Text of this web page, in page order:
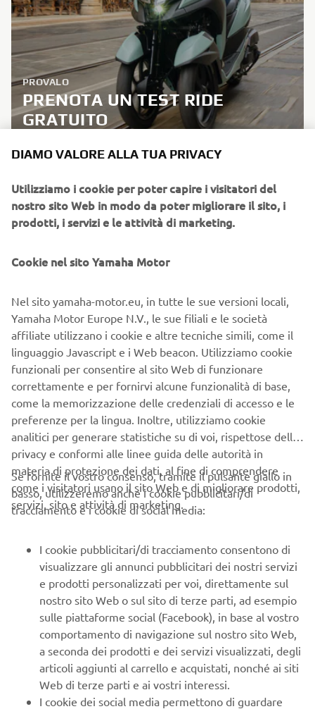
PROVALO
PRENOTA UN TEST RIDE
GRATUITO
MAGGIORI INFORMAZIONI
CONFIGURALO
PERSONALIZZA IL TUO TRICITY
125
MAGGIORI INFORMAZIONI
DIAMO VALORE ALLA TUA PRIVACY
Utilizziamo i cookie per poter capire i visitatori del
nostro sito Web in modo da poter migliorare il sito, i
prodotti, i servizi e le attività di marketing.
Cookie nel sito Yamaha Motor
Nel sito yamaha-motor.eu, in tutte le sue versioni locali,
Yamaha Motor Europe N.V., le sue filiali e le società
affiliate utilizzano i cookie e altre tecniche simili, come il
linguaggio Javascript e i Web beacon. Utilizziamo cookie
funzionali per consentire al sito Web di funzionare
correttamente e per fornirvi alcune funzionalità di base,
come la memorizzazione delle credenziali di accesso e le
preferenze per la lingua. Inoltre, utilizziamo cookie
analitici per generare statistiche su di voi, rispettose della
privacy e conformi alle linee guida delle autorità in
materia di protezione dei dati, al fine di comprendere
come i visitatori usano il sito Web e di migliorare prodotti,
servizi, sito e attività di marketing.
Se fornite il vostro consenso, tramite il pulsante giallo in
basso, utilizzeremo anche i cookie pubblicitari/di
tracciamento e i cookie di social media:
I cookie pubblicitari/di tracciamento consentono di
visualizzare gli annunci pubblicitari dei nostri servizi
e prodotti personalizzati per voi, direttamente sul
nostro sito Web o sul sito di terze parti, ad esempio
sulle piattaforme social (Facebook), in base al vostro
comportamento di navigazione sul nostro sito Web,
a seconda dei prodotti e dei servizi visualizzati, degli
articoli aggiunti al carrello e acquistati, nonché ai siti
Web di terze parti e ai vostri interessi.
I cookie dei social media permettono di guardare